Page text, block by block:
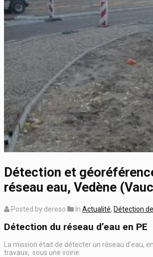
Détection et
réseau eau, Vedène
Posted by dereso In Actualité, Détection
Détection du réseau d’eau en PE
La mission était de détecter un réseau d’eau,
travaux, sous une voirie.